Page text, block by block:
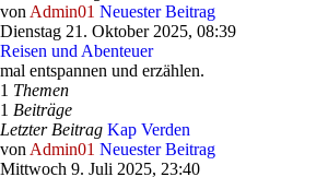
von Admin01 Neuester Beitrag
Dienstag 21. Oktober 2025, 08:39
Reisen und Abenteuer
mal entspannen und erzählen.
1 Themen
1 Beiträge
Letzter Beitrag Kap Verden
von Admin01 Neuester Beitrag
Mittwoch 9. Juli 2025, 23:40